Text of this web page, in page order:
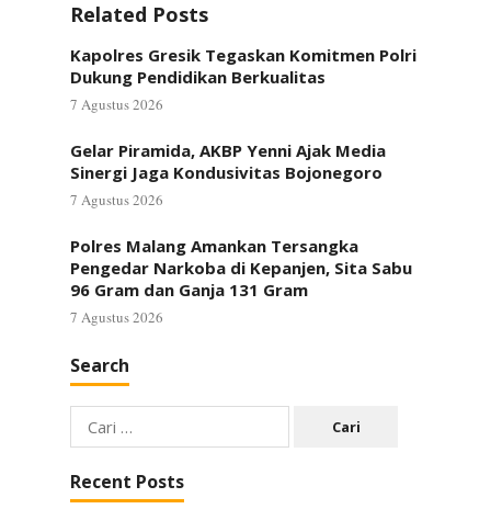
Related Posts
Kapolres Gresik Tegaskan Komitmen Polri
Dukung Pendidikan Berkualitas
7 Agustus 2026
Gelar Piramida, AKBP Yenni Ajak Media
Sinergi Jaga Kondusivitas Bojonegoro
7 Agustus 2026
Polres Malang Amankan Tersangka
Pengedar Narkoba di Kepanjen, Sita Sabu
96 Gram dan Ganja 131 Gram
7 Agustus 2026
Search
Cari
untuk:
Recent Posts